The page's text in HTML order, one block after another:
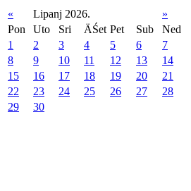
« Lipanj 2026.
»
Pon
Uto Sri ÄŚet Pet Sub
Ned
1
2 3 4 5 6
7
8
9 10 11 12 13
14
15
16 17 18 19 20
21
22
23 24 25 26 27
28
29
30